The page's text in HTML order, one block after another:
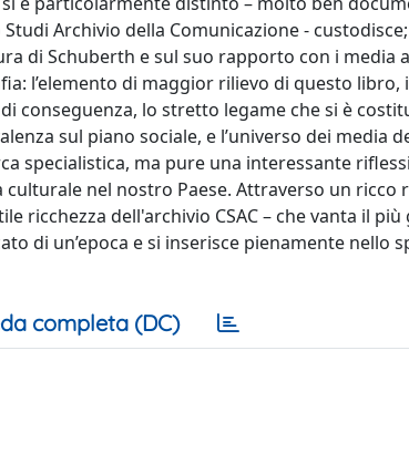
Archivio della Comunicazione -
di Schuberth e sul suo rapporto con i media
l’elemento di maggior rilievo di questo libro,
conseguenza, lo stretto legame che si è
sul piano sociale, e l’universo dei media
specialistica, ma pure una interessante
nel nostro Paese. Attraverso un
ricchezza dell'archivio CSAC – che vanta il
di un’epoca e si inserisce pienamente nello
completa (DC)